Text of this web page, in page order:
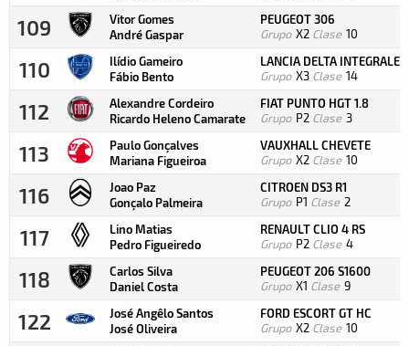
109
Vitor Gomes
André Gaspar
PEUGEOT 306
Grupo X2 Clase 10
110
Ilídio Gameiro
Fábio Bento
LANCIA DELTA INTEGRALE
Grupo X3 Clase 14
112
Alexandre Cordeiro
Ricardo Heleno Camarate
FIAT PUNTO HGT 1.8
Grupo P2 Clase 3
113
Paulo Gonçalves
Mariana Figueiroa
VAUXHALL CHEVETE
Grupo X2 Clase 10
116
Joao Paz
Gonçalo Palmeira
CITROEN DS3 R1
Grupo P1 Clase 2
117
Lino Matias
Pedro Figueiredo
RENAULT CLIO 4 RS
Grupo P2 Clase 4
118
Carlos Silva
Daniel Costa
PEUGEOT 206 S1600
Grupo X1 Clase 9
122
José Angêlo Santos
José Oliveira
FORD ESCORT GT HC
Grupo X2 Clase 10